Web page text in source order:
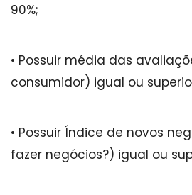
90%;
• Possuir média das
consumidor) igual ou
• Possuir Índice de novos
fazer negócios?) igual ou